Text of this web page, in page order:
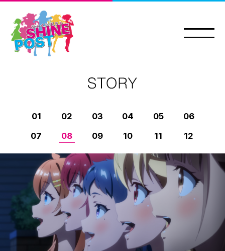
01 02 03 04 05
06
07
08 09 10 11 12